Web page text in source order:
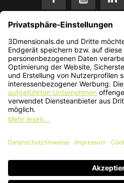
* Alle Preise in EUR inkl. gesetzl.
Änderungen und Irrtümer
© 2026 3Dmensionals / PONTIALIS